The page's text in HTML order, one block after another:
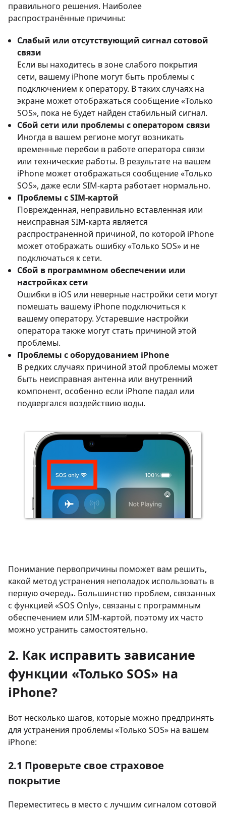
правильного решения. Наиболее
распространённые причины:
Слабый или отсутствующий сигнал сотовой
связи
Если вы находитесь в зоне слабого покрытия
сети, вашему iPhone могут быть проблемы с
подключением к оператору. В таких случаях на
экране может отображаться сообщение «Только
SOS», пока не будет найден стабильный сигнал.
Сбой сети или проблемы с оператором связи
Иногда в вашем регионе могут возникать
временные перебои в работе оператора связи
или технические работы. В результате на вашем
iPhone может отображаться сообщение «Только
SOS», даже если SIM-карта работает нормально.
Проблемы с SIM-картой
Поврежденная, неправильно вставленная или
неисправная SIM-карта является
распространенной причиной, по которой iPhone
может отображать ошибку «Только SOS» и не
подключаться к сети.
Сбой в программном обеспечении или
настройках сети
Ошибки в iOS или неверные настройки сети могут
помешать вашему iPhone подключиться к
вашему оператору. Устаревшие настройки
оператора также могут стать причиной этой
проблемы.
Проблемы с оборудованием iPhone
В редких случаях причиной этой проблемы может
быть неисправная антенна или внутренний
компонент, особенно если iPhone падал или
подвергался воздействию воды.
Понимание первопричины поможет вам решить,
какой метод устранения неполадок использовать в
первую очередь. Большинство проблем, связанных
с функцией «SOS Only», связаны с программным
обеспечением или SIM-картой, поэтому их часто
можно устранить самостоятельно.
2. Как исправить зависание
функции «Только SOS» на
iPhone?
Вот несколько шагов, которые можно предпринять
для устранения проблемы «Только SOS» на вашем
iPhone:
2.1 Проверьте свое страховое
покрытие
Переместитесь в место с лучшим сигналом сотовой